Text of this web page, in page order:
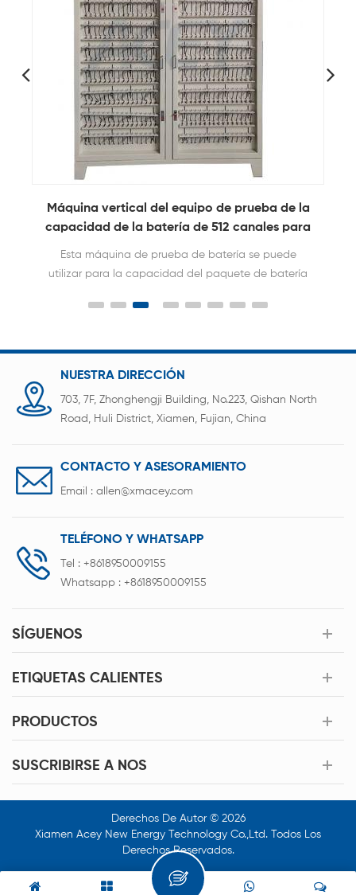
Máquina vertical del equipo de prueba de la
capacidad de la batería de 512 canales para
la batería de litio
Esta máquina de prueba de batería se puede
utilizar para la capacidad del paquete de batería
NUESTRA DIRECCIÓN
703, 7F, Zhonghengji Building, No.223, Qishan North
Road, Huli District, Xiamen, Fujian, China
CONTACTO Y ASESORAMIENTO
Email : allen@xmacey.com
TELÉFONO Y WHATSAPP
Tel : +8618950009155
Whatsapp : +8618950009155
SÍGUENOS
ETIQUETAS CALIENTES
PRODUCTOS
SUSCRIBIRSE A NOS
Derechos De Autor © 2026
Xiamen Acey New Energy Technology Co.,Ltd. Todos Los
Derechos Reservados.